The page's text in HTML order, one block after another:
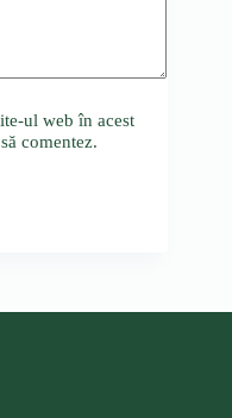
ul web în acest
comentez.